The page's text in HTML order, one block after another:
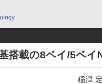
搭載の8ベイ/5ベイ
稲津